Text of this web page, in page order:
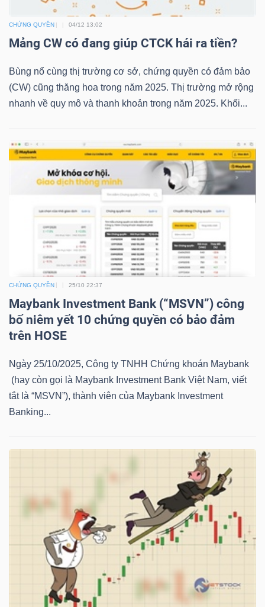
CHỨNG QUYỀN 04/12 13:02
Mảng CW có đang giúp CTCK hái ra tiền?
Bùng nổ cùng thị trường cơ sở, chứng quyền có đảm bảo
(CW) cũng thăng hoa trong năm 2025. Thị trường mở rộng
nhanh về quy mô và thanh khoản trong năm 2025. Khối...
CHỨNG QUYỀN 25/10 22:37
Maybank Investment Bank (“MSVN”) công
bố niêm yết 10 chứng quyền có bảo đảm
trên HOSE
Ngày 25/10/2025, Công ty TNHH Chứng khoán Maybank
(hay còn gọi là Maybank Investment Bank Việt Nam, viết
tắt là “MSVN”), thành viên của Maybank Investment
Banking...
XUẤT
DỮ
LIỆU
VS-
SECTOR
NĂNG
LƯỢNG
VẬT
LIỆU
DÙNG
KHÔNG
THIẾT